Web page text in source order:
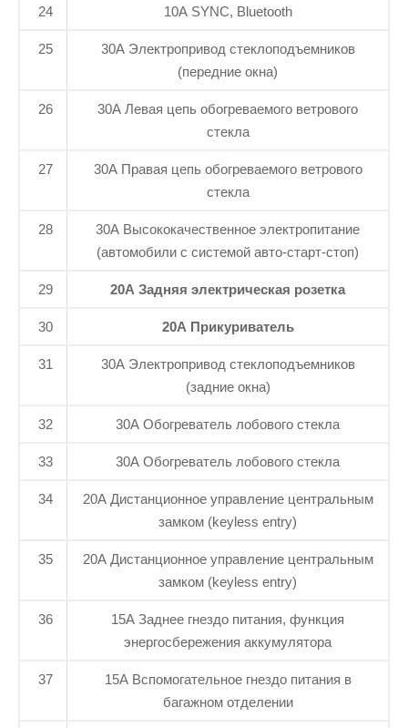
24 10А SYNC, Bluetooth
25
30A Электропривод стеклоподъемников
(передние окна)
26
30А Левая цепь обогреваемого ветрового
стекла
27
30А Правая цепь обогреваемого ветрового
стекла
28
30А Высококачественное электропитание
(автомобили с системой авто-старт-стоп)
29 20А Задняя электрическая розетка
30 20А Прикуриватель
31
30A Электропривод стеклоподъемников
(задние окна)
32 30A Обогреватель лобового стекла
33 30A Обогреватель лобового стекла
34
20A Дистанционное управление центральным
замком (keyless entry)
35
20A Дистанционное управление центральным
замком (keyless entry)
36
15A Заднее гнездо питания, функция
энергосбережения аккумулятора
37
15A Вспомогательное гнездо питания в
багажном отделении